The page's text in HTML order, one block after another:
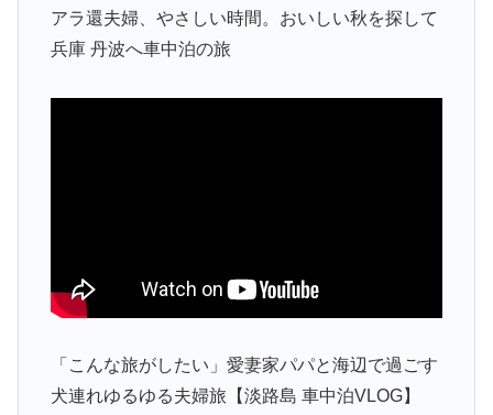
アラ還夫婦、やさしい時間。おいしい秋を探して
兵庫 丹波へ車中泊の旅
「こんな旅がしたい」愛妻家パパと海辺で過ごす
犬連れゆるゆる夫婦旅【淡路島 車中泊VLOG】